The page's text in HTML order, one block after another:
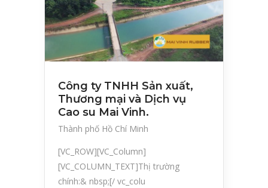
Công ty TNHH Sản xuất,
Thương mại và Dịch vụ
Cao su Mai Vinh.
Thành phố Hồ Chí Minh
[VC_ROW][VC_Column]
[VC_COLUMN_TEXT]Thị trường
chính:& nbsp;[/ vc_colu